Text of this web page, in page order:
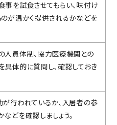
事を試食させてもらい、味付け
のが温かく提供されるかなどを
人員体制、協力医療機関との
具体的に質問し、確認しておき
が行われているか、入居者の参
どを確認しましょう。